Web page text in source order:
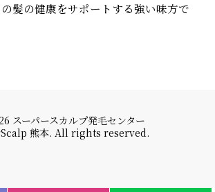
髪の健康をサポートする強い味方で
スーパースカルプ発毛センター
熊本. All rights reserved.